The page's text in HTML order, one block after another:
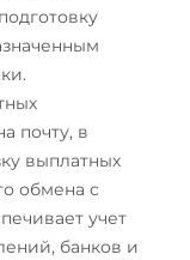
почту, в
выплатных
обмена с
учет
банков и